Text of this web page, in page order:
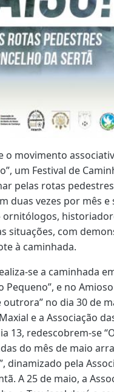
o movimento
um Festival de
pelas rotas
duas vezes por mês
ornitólogos,
situações, com
à caminhada.
se a caminhada
Pequeno”, e no
outrora” no dia 30 de
e a Associação
13, redescobrem-se
do mês de maio
dinamizado pela
A 25 de maio, a